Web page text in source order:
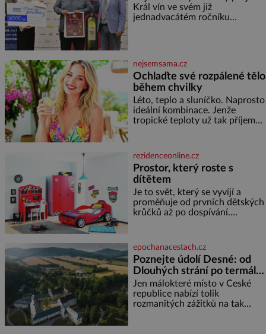
ne? Mongolové od roku 1223
postupují podél Kaspického a
Král vín ve svém již
jednadvacátém ročníku
nejsemsama.cz
Ochlaďte své rozpálené tělo
během chvilky
Léto, teplo a sluníčko. Naprosto
ideální kombinace. Jenže
tropické teploty už tak příjemné
dyž se nám tropy zaryjí pod
kůži, hledáme úlevu v bazénu
nebo pomocí klimatizace. Jenže
ne vždycky můžeme být v jejich
blízkosti. Nemusíte však zoufat.
Pokud budete mít promyšlený
jídelníček, žadné pařáky si na
rezidenceonline.cz
Prostor, který roste s
dítětem
Je to svět, který se vyvíjí a
proměňuje od prvních dětských
krůčků až po dospívání.
soustředění i odpočinek a
reaguje na každou etapu života
a specifické potřeby dítěte. Pro
nejmenší je klíčová
jednoduchost, měkkost a
bezpečí, proto by pokoj
miminka měl působit především
epochanacestach.cz
Poznejte údolí Desné: od
Dlouhých strání po termální
prameny
Jen málokteré místo v České
republice nabízí tolik
rozmanitých zážitků na tak